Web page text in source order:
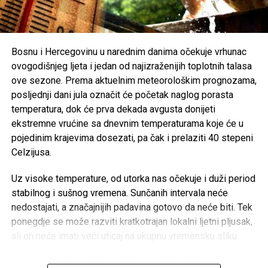
Organizatori Zenica Summer Festa poručili su da je odluka
o otkazivanju donesena iz poštovanja prema nastradalima i
njihovim porodicama, naglašavajući da će prilika za muziku
i zabavu uvijek biti, dok izgubljeni životi ne mogu biti
vraćeni.
Brojni građani podržali su ovu odluku, ističući da u
trenucima kolektivne tuge solidarnost i suosjećanje moraju
biti ispred svih drugih interesa.
Rasprava koja se razvila na društvenim mrežama još
jednom je pokazala koliko je važno njegovati kulturu
empatije, poštovanja i odgovornosti, posebno u trenucima
kada cijela zajednica dijeli bol zbog nenadoknadivog
gubitka.
Bosnu i Hercegovinu u narednim danima očekuje vrhunac
ovogodišnjeg ljeta i jedan od najizraženijih toplotnih talasa
ove sezone. Prema aktuelnim meteorološkim prognozama,
posljednji dani jula označit će početak naglog porasta
temperatura, dok će prva dekada avgusta donijeti
ekstremne vrućine sa dnevnim temperaturama koje će u
pojedinim krajevima dosezati, pa čak i prelaziti 40 stepeni
Celzijusa.
Uz visoke temperature, od utorka nas očekuje i duži period
stabilnog i sušnog vremena. Sunčanih intervala neće
nedostajati, a značajnijih padavina gotovo da neće biti. Tek
ponegdje se može razviti kratkotrajan lokalni ljetni pljusak,
ali on neće imati veći uticaj na ukupnu vremensku sliku.
Posebno će neugodne postati noći. Iako se dani